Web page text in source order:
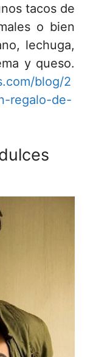
tacos de
o bien
lechuga,
y queso.
blog/2
regalo-de-